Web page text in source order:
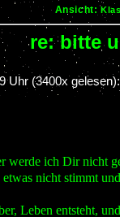
Ansicht:
re: bitte
Uhr (3400x gelesen):
werde ich Dir nicht
nicht stimmt
Leben entsteht,